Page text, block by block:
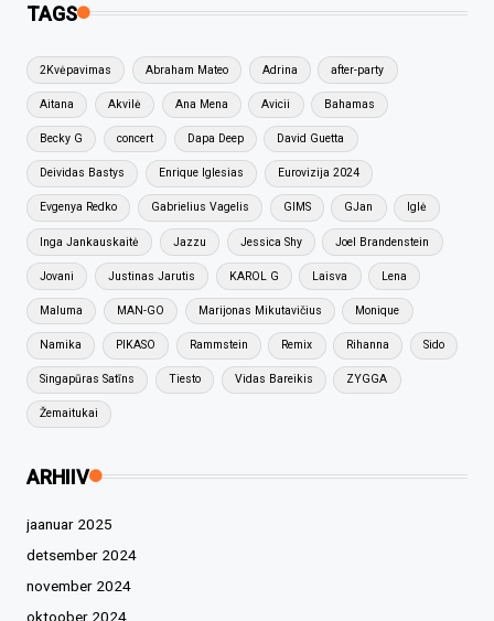
TAGS
2Kvėpavimas Abraham Mateo Adrina after-party
Aitana Akvilė Ana Mena Avicii Bahamas
Becky G concert Dapa Deep David Guetta
Deividas Bastys Enrique Iglesias Eurovizija 2024
Evgenya Redko Gabrielius Vagelis GIMS GJan Iglė
Inga Jankauskaitė Jazzu Jessica Shy Joel Brandenstein
Jovani Justinas Jarutis KAROL G Laisva Lena
Maluma MAN-GO Marijonas Mikutavičius Monique
Namika PIKASO Rammstein Remix Rihanna Sido
Singapūras Satīns Tiesto Vidas Bareikis ZYGGA
Žemaitukai
ARHIIV
jaanuar 2025
detsember 2024
november 2024
oktoober 2024